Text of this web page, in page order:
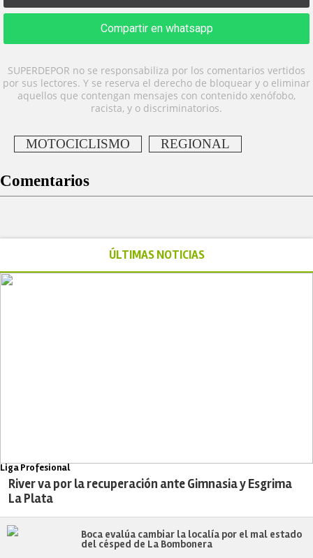
Compartir en whatsapp
SUPERDEPOR no se responsabiliza por los comentarios vertidos
por sus lectores. Y se reserva el derecho de bloquear y o eliminar
aquellos que contengan mensajes con contenido xenófobo,
racista, y o discriminatorios.
MOTOCICLISMO REGIONAL
Comentarios
ÚLTIMAS NOTICIAS
Liga Profesional
River va por la recuperación ante Gimnasia y Esgrima
La Plata
Boca evalúa cambiar la localía por el mal estado
del césped de La Bombonera